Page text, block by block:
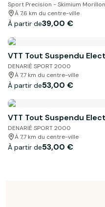
Sport Precision - Skimium
À 7,6 km du centre-ville
À partir de39,00 €
VTT Tout Suspendu
DENARIÉ SPORT 2000
À 7,7 km du centre-ville
À partir de53,00 €
VTT Tout Suspendu
DENARIÉ SPORT 2000
À 7,7 km du centre-ville
À partir de53,00 €